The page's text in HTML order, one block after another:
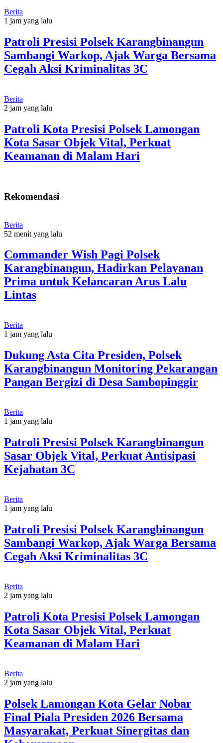
Berita
1 jam yang lalu
Patroli Presisi Polsek Karangbinangun
Sambangi Warkop, Ajak Warga Bersama
Cegah Aksi Kriminalitas 3C
Berita
2 jam yang lalu
Patroli Kota Presisi Polsek Lamongan
Kota Sasar Objek Vital, Perkuat
Keamanan di Malam Hari
Rekomendasi
Berita
52 menit yang lalu
Commander Wish Pagi Polsek
Karangbinangun, Hadirkan Pelayanan
Prima untuk Kelancaran Arus Lalu
Lintas
Berita
1 jam yang lalu
Dukung Asta Cita Presiden, Polsek
Karangbinangun Monitoring Pekarangan
Pangan Bergizi di Desa Sambopinggir
Berita
1 jam yang lalu
Patroli Presisi Polsek Karangbinangun
Sasar Objek Vital, Perkuat Antisipasi
Kejahatan 3C
Berita
1 jam yang lalu
Patroli Presisi Polsek Karangbinangun
Sambangi Warkop, Ajak Warga Bersama
Cegah Aksi Kriminalitas 3C
Berita
2 jam yang lalu
Patroli Kota Presisi Polsek Lamongan
Kota Sasar Objek Vital, Perkuat
Keamanan di Malam Hari
Berita
2 jam yang lalu
Polsek Lamongan Kota Gelar Nobar
Final Piala Presiden 2026 Bersama
Masyarakat, Perkuat Sinergitas dan